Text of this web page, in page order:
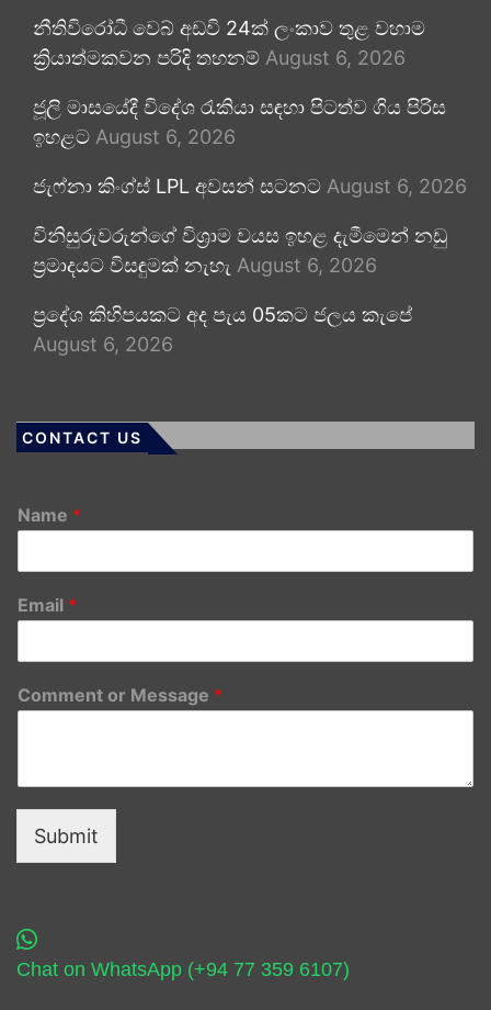
නීතිවිරෝධී වෙබ් අඩවි 24ක් ලංකාව තුළ වහාම
ක්‍රියාත්මකවන පරිදි තහනම් August 6, 2026
ජූලි මාසයේදී විදේශ රැකියා සඳහා පිටත්ව ගිය පිරිස
ඉහළට August 6, 2026
ජැෆ්නා කිංග්ස් LPL අවසන් සටනට August 6, 2026
විනිසුරුවරුන්ගේ විශ්‍රාම වයස ඉහළ දැමීමෙන් නඩු
ප්‍රමාදයට විසඳුමක් නැහැ August 6, 2026
ප්‍රදේශ කිහිපයකට අද පැය 05කට ජලය කැපේ
August 6, 2026
CONTACT US
Name *
Email *
Comment or Message *
Submit
Chat on WhatsApp (+94 77 359 6107)